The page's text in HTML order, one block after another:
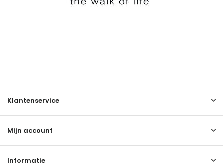
Klantenservice
Mijn account
Informatie